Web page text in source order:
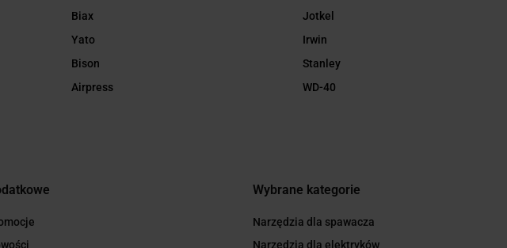
Biax
Yato
Bison
Airpress
Jotkel
Irwin
Stanley
WD-40
Wybrane kategorie
Narzędzia dla spawacza
Narzędzia dla elektryków